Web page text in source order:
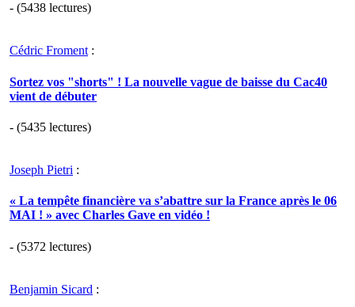
- (5438 lectures)
Cédric Froment:
Sortez vos "shorts" ! La nouvelle vague de baisse du Cac40
vient de débuter
- (5435 lectures)
Joseph Pietri :
« La tempête financière va s’abattre sur la France après le 06
MAI ! » avec Charles Gave en vidéo !
- (5372 lectures)
Benjamin Sicard :